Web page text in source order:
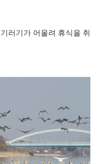
러기가 어울려 휴식을 취